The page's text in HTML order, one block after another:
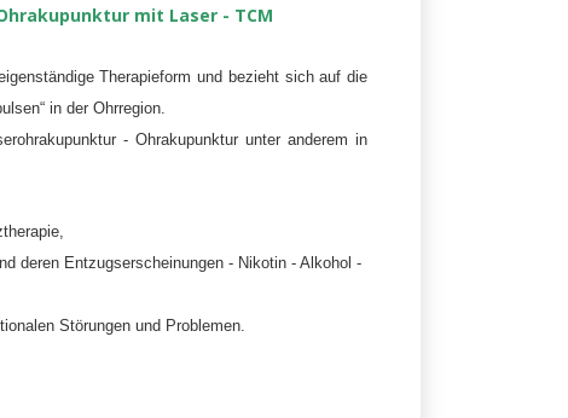
mit Laser- TCM
Therapieform und bezieht sich auf die
in der Ohrregion.
- Ohrakupunktur unter anderem in
deren Entzugserscheinungen - Nikotin - Alkohol -
Störungen und Problemen.